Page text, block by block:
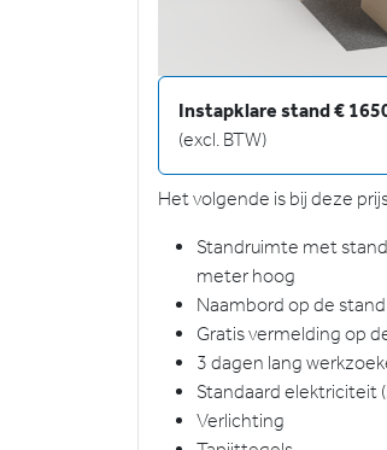
Instapklare stand €
(excl. BTW)
Het volgende is bij deze
Standruimte met
meter hoog
Naambord op de stand
Gratis vermelding op
3 dagen lang
Standaard elektriciteit
Verlichting